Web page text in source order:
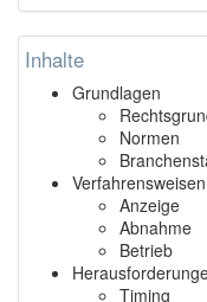
Inhalte
Grundlagen
Normen
Verfahrensweisen
Anzeige
Abnahme
Betrieb
Timing